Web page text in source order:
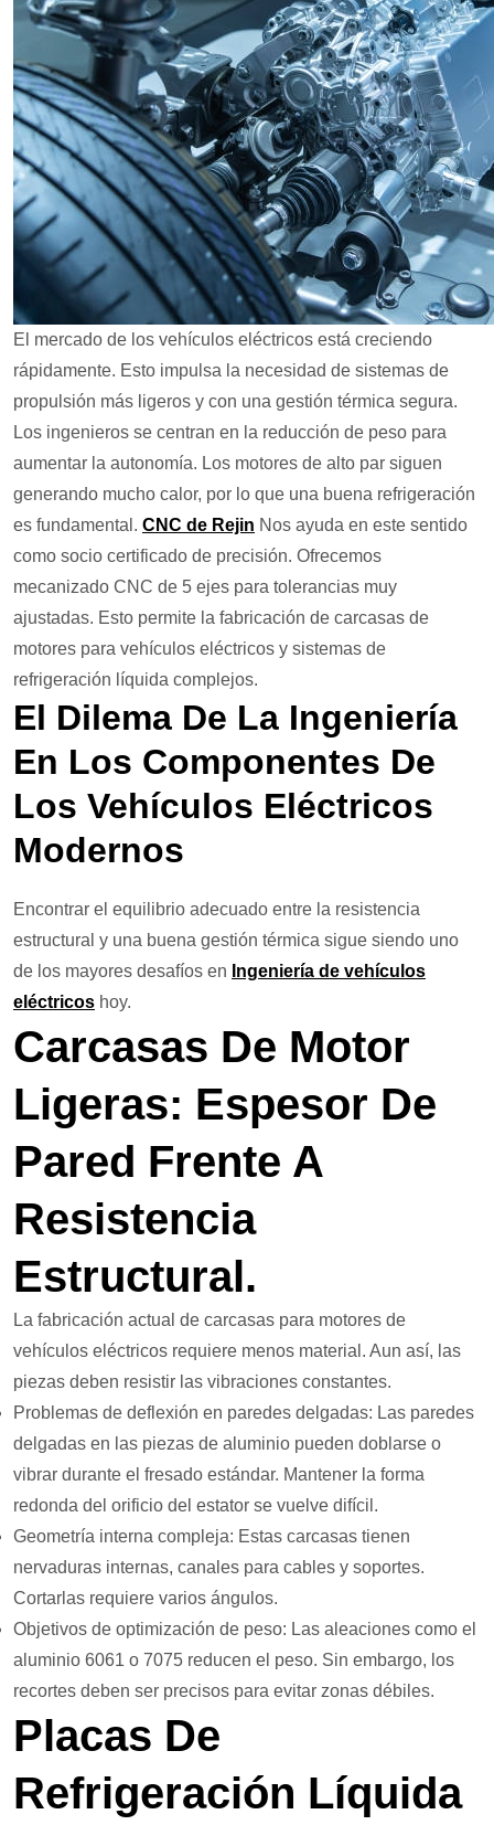
El mercado de los vehículos eléctricos está creciendo
rápidamente. Esto impulsa la necesidad de sistemas de
propulsión más ligeros y con una gestión térmica segura.
Los ingenieros se centran en la reducción de peso para
aumentar la autonomía. Los motores de alto par siguen
generando mucho calor, por lo que una buena refrigeración
es fundamental. CNC de Rejin Nos ayuda en este sentido
como socio certificado de precisión. Ofrecemos
mecanizado CNC de 5 ejes para tolerancias muy
ajustadas. Esto permite la fabricación de carcasas de
motores para vehículos eléctricos y sistemas de
refrigeración líquida complejos.
El Dilema De La Ingeniería
En Los Componentes De
Los Vehículos Eléctricos
Modernos
Encontrar el equilibrio adecuado entre la resistencia
estructural y una buena gestión térmica sigue siendo uno
de los mayores desafíos en Ingeniería de vehículos
eléctricos hoy.
Carcasas De Motor
Ligeras: Espesor De
Pared Frente A
Resistencia
Estructural.
La fabricación actual de carcasas para motores de
vehículos eléctricos requiere menos material. Aun así, las
piezas deben resistir las vibraciones constantes.
Problemas de deflexión en paredes delgadas: Las paredes
delgadas en las piezas de aluminio pueden doblarse o
vibrar durante el fresado estándar. Mantener la forma
redonda del orificio del estator se vuelve difícil.
Geometría interna compleja: Estas carcasas tienen
nervaduras internas, canales para cables y soportes.
Cortarlas requiere varios ángulos.
Objetivos de optimización de peso: Las aleaciones como el
aluminio 6061 o 7075 reducen el peso. Sin embargo, los
recortes deben ser precisos para evitar zonas débiles.
Placas De
Refrigeración Líquida